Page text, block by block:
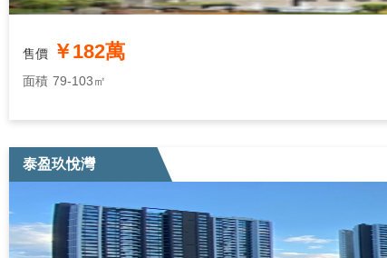
售價 ￥182萬
面積 79-103㎡
泰盈玖悅灣